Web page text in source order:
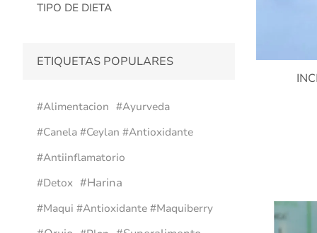
TIPO DE DIETA
ETIQUETAS POPULARES
#alimentacion #ayurveda
#canela #ceylan #antioxidante
#antiinflamatorio
#detox #harina
#maqui #antioxidante #maquiberry